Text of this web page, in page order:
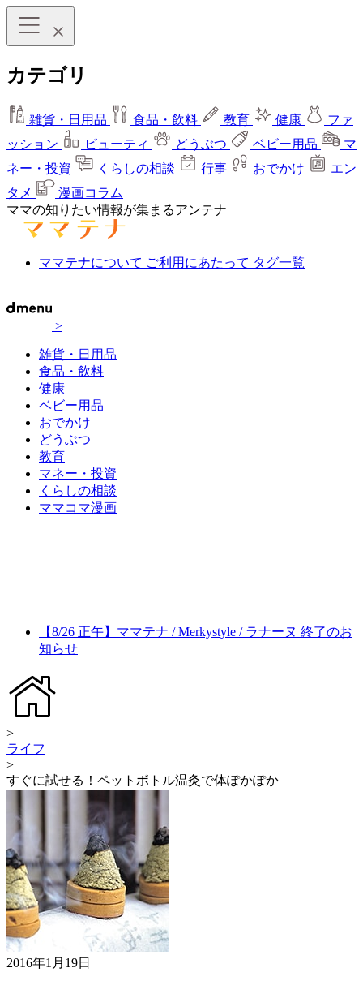
カテゴリ
雑貨・日用品 食品・飲料 教育 健康
ファ
ッション
ビューティ どうぶつ ベビー用品
マ
ネー・投資
くらしの相談 行事 おでかけ
エン
タメ
漫画コラム
ママの知りたい情報が集まるアンテナ
ママテナについて ご利用にあたって タグ一覧
>
雑貨・日用品
食品・飲料
健康
ベビー用品
おでかけ
どうぶつ
教育
マネー・投資
くらしの相談
ママコマ漫画
【8/26 正午】ママテナ / Merkystyle / ラナーヌ 終了のお
知らせ
>
ライフ
>
すぐに試せる！ペットボトル温灸で体ぽかぽか
2016年1月19日